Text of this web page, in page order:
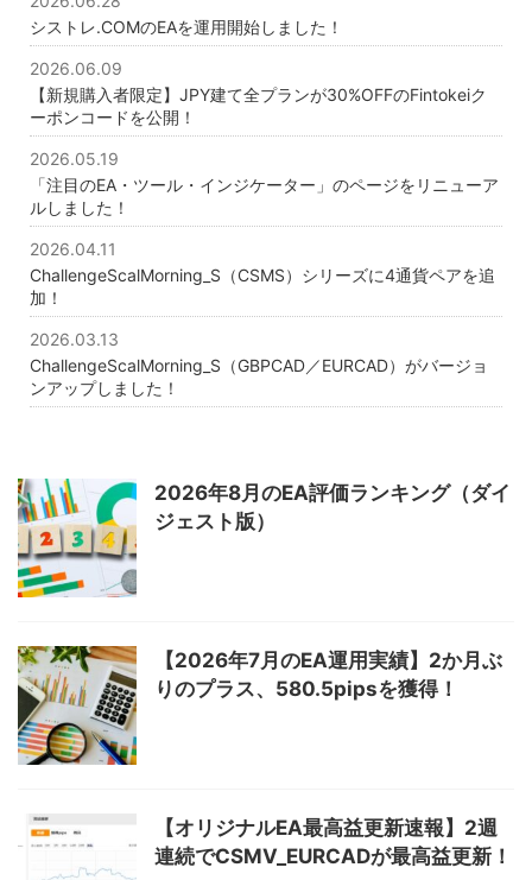
シストレ.COMのEAを運用開始しました！
2026.06.09
【新規購入者限定】JPY建て全プランが30%OFFのFintokeiク
ーポンコードを公開！
2026.05.19
「注目のEA・ツール・インジケーター」のページをリニューア
ルしました！
2026.04.11
ChallengeScalMorning_S（CSMS）シリーズに4通貨ペアを追
加！
2026.03.13
ChallengeScalMorning_S（GBPCAD／EURCAD）がバージョ
ンアップしました！
2026年8月のEA評価ランキング（ダイ
ジェスト版）
【2026年7月のEA運用実績】2か月ぶ
りのプラス、580.5pipsを獲得！
【オリジナルEA最高益更新速報】2週
連続でCSMV_EURCADが最高益更新！